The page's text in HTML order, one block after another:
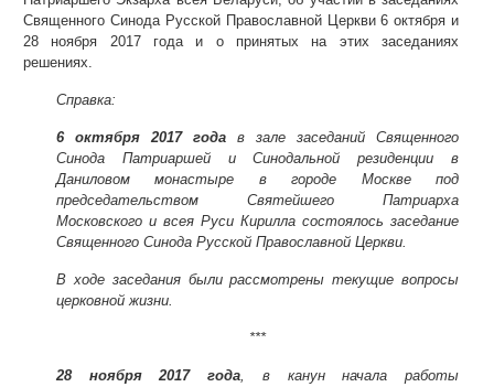
Священного Синода Русской Православной Церкви 6 октября и
28 ноября 2017 года и о принятых на этих заседаниях
решениях.
Справка:
6 октября 2017 года в зале заседаний Священного
Синода Патриаршей и Синодальной резиденции в
Даниловом монастыре в городе Москве под
председательством Святейшего Патриарха
Московского и всея Руси Кирилла состоялось заседание
Священного Синода Русской Православной Церкви.
В ходе заседания были рассмотрены текущие вопросы
церковной жизни.
***
28 ноября 2017 года, в канун начала работы